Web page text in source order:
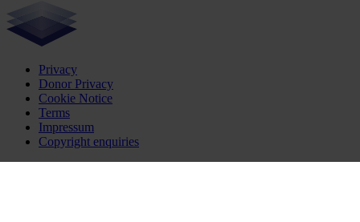
Privacy
Donor Privacy
Cookie Notice
Terms
Impressum
Copyright enquiries